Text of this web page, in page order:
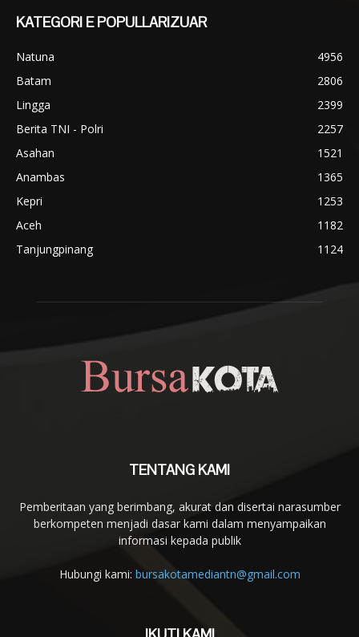
KATEGORI E POPULLARIZUAR
Natuna
4956
Batam
2806
Lingga
2399
Berita TNI - Polri
2257
Asahan
1521
Anambas
1365
Kepri
1253
Aceh
1182
Tanjungpinang
1124
TENTANG KAMI
Pemberitaan yang berimbang, akurat dan disertai narasumber
berkompeten menjadi dasar kami dalam menyampaikan
informasi kepada publik
Hubungi kami: bursakotamediantn@gmail.com